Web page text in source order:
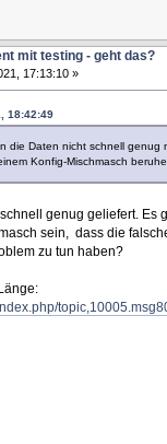
mit testing - geht das?
17:13:10 »
18:42:49
die Daten nicht schnell
Konfig-Mischmasch
genug geliefert. Es
sein, dass die
zu tun haben?